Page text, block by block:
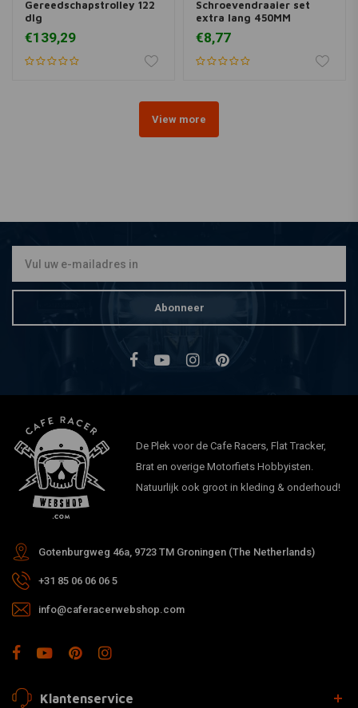
Gereedschapstrolley 122
dlg
€139,29
Schroevendraaier set
extra lang 450MM
€8,77
View more
Abonneer
De Plek voor de Cafe Racers, Flat Tracker,
Brat en overige Motorfiets Hobbyisten.
Natuurlijk ook groot in kleding & onderhoud!
Gotenburgweg 46a, 9723 TM Groningen (The Netherlands)
+31 85 06 06 06 5
info@caferacerwebshop.com
Klantenservice